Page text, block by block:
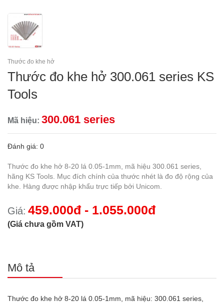
Thước đo khe hở
Thước đo khe hở 300.061 series KS
Tools
Mã hiệu: 300.061 series
Đánh giá: 0
Thước đo khe hở 8-20 lá 0.05-1mm, mã hiệu 300.061 series,
hãng KS Tools. Mục đích chính của thước nhét là đo độ rộng của
khe. Hàng được nhập khẩu trực tiếp bởi Unicom.
Giá: 459.000đ - 1.055.000đ
(Giá chưa gồm VAT)
Mô tả
Thước đo khe hở 8-20 lá 0.05-1mm, mã hiệu: 300.061 series,